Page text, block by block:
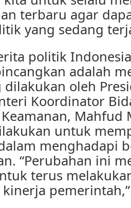
terbaru agar
yang sedang
politik
adalah
oleh
Koordinator
Mahfud
untuk
menghadapi
“Perubahan ini
terus